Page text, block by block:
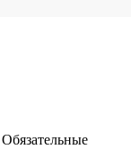
Обязательные